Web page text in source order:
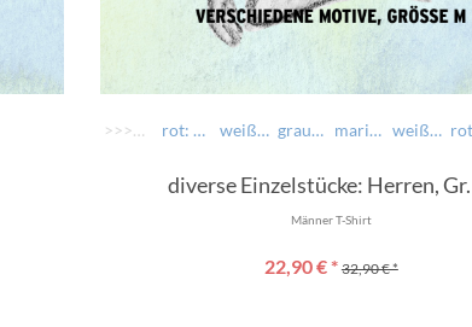
>>>> AUSWÄHLEN >>>> rot: Bavaria Vibes weiß: in Bayern dahoam grau-meliert marine: Schau wia i schau weiß: München
diverse Einzelstücke: Herren,
Männer T-Shirt
22,90 € * 32,90 € *